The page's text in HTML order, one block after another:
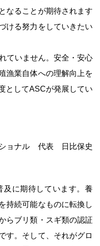
なることが期待されます
ける努力をしていきたい
ていません。安全・安心
漁業自体への理解向上を
としてASCが発展してい
ショナル 代表 日比保史
及に期待しています。養
持続可能なものに転換し
らブリ類・スギ類の認証
す。そして、それがグロ